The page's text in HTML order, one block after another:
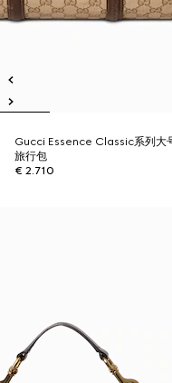
Gucci Essence Classic系列大
旅行包
€ 2.710